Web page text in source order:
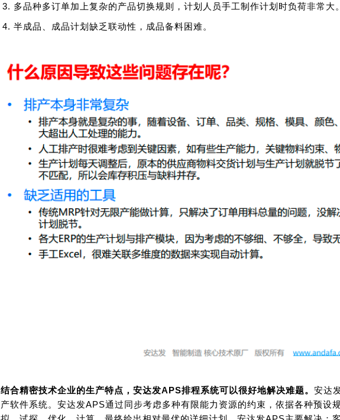
多品种多订单加上复杂的产品切换规则，计划人员手工制作计划时负荷非常大。
半成品、成品计划缺乏联动性，成品备料困难。
结合精密技术企业的生产特点，安达发APS排程系统可以很好地解决难题。 安达
产软件系统。安达发APS通过同步考虑多种有限能力资源的约束，依据各种预设